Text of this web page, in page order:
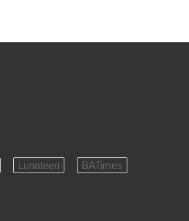
Lunateen BATimes